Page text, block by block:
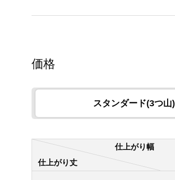
価格
スタンダード(3つ山)
仕上がり幅
仕上がり丈